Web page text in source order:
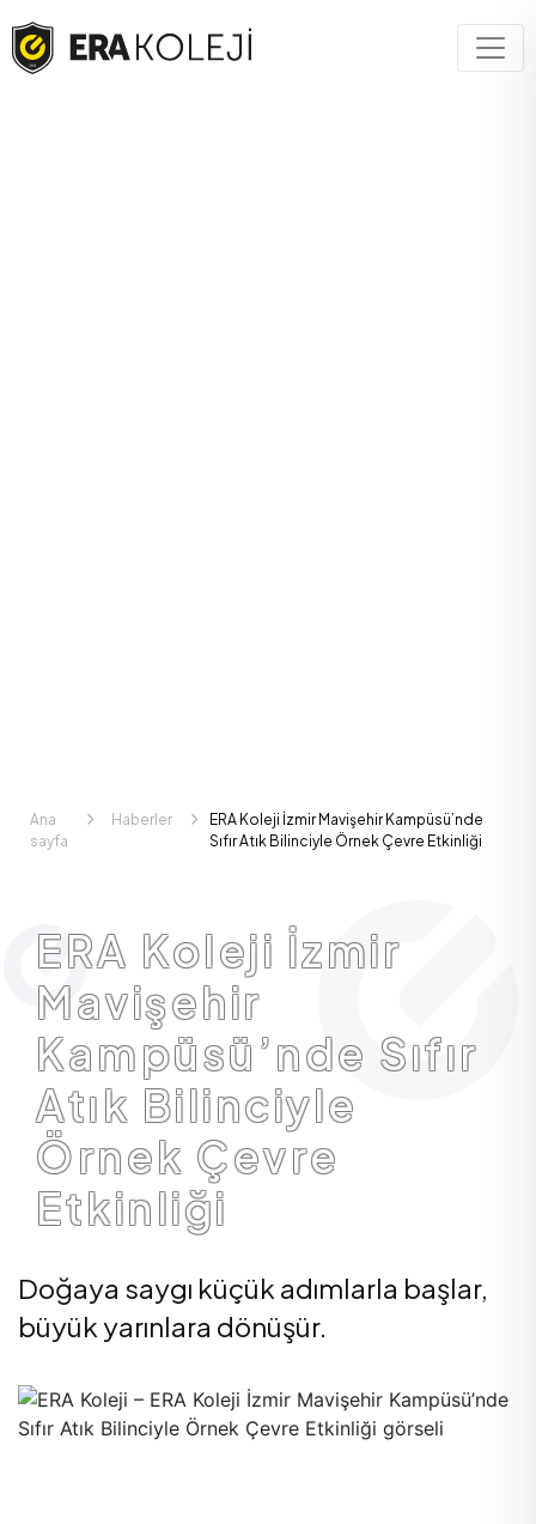
Ana
sayfa
Haberler
ERA Koleji İzmir Mavişehir Kampüsü’nde
Sıfır Atık Bilinciyle Örnek Çevre Etkinliği
ERA Koleji İzmir
Mavişehir
Kampüsü’nde Sıfır
Atık Bilinciyle
Örnek Çevre
Etkinliği
Doğaya saygı küçük adımlarla başlar,
büyük yarınlara dönüşür.